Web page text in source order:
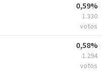
0,59%
1.330
votos
0,58%
1.294
votos